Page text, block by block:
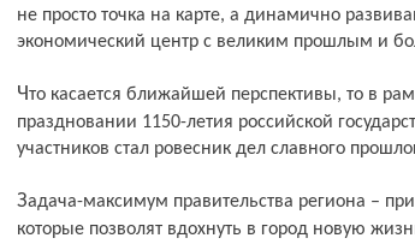
не просто точка на карте, а динамично
экономический центр с великим прошлым и
Что касается ближайшей перспективы, то в рамках указа главы государства о
праздновании 1150-летия россий­ской
участников стал ровесник дел славного
Задача-максимум правительства региона – привлечь туда необходимые ресурсы,
которые позволят вдохнуть в город новую